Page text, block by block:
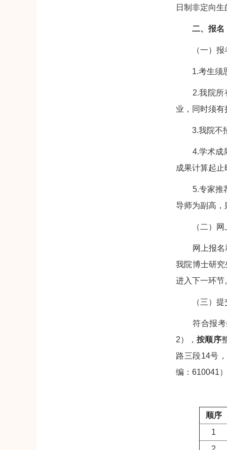
日制非定向生
二、报名
（一）报
1.考生须思
2.我院所有
业，同时须有
3.我院不招
4.学术成果
成果计算起止
5.专家推荐
导师为副高，
（二）网
网上报名和
我院博士研
进入下一环节
（三）提
符合报考条
2），按顺序
路三段14号
编：610041）
顺序
1